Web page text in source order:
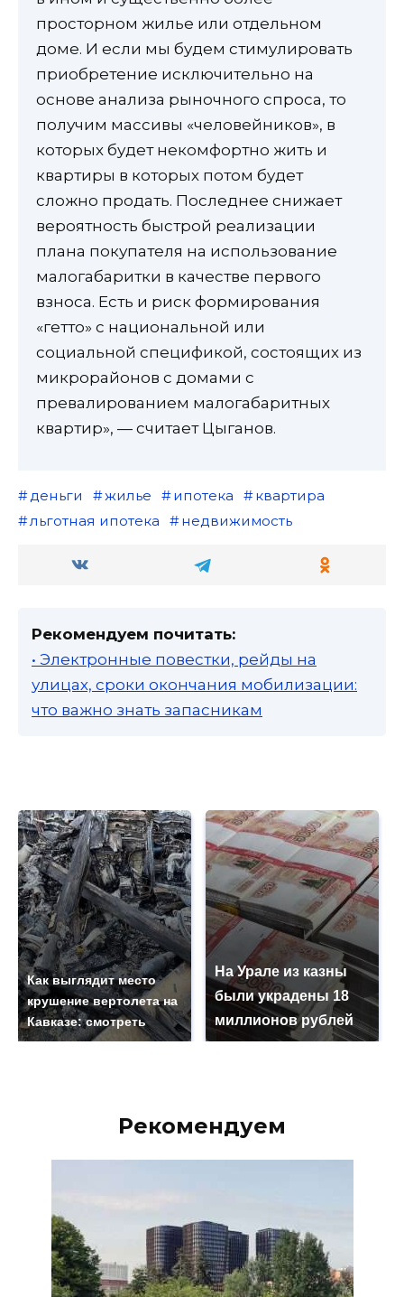
просторном жилье или отдельном
доме. И если мы будем стимулировать
приобретение исключительно на
основе анализа рыночного спроса, то
получим массивы «человейников», в
которых будет некомфортно жить и
квартиры в которых потом будет
сложно продать. Последнее снижает
вероятность быстрой реализации
плана покупателя на использование
малогабаритки в качестве первого
взноса. Есть и риск формирования
«гетто» с национальной или
социальной спецификой, состоящих из
микрорайонов с домами с
превалированием малогабаритных
квартир», — считает Цыганов.
деньги жилье ипотека
квартира
льготная ипотека
недвижимость
Рекомендуем почитать:
• Электронные повестки, рейды на
улицах, сроки окончания мобилизации:
что важно знать запасникам
Как выглядит место
крушение вертолета на
Кавказе: смотреть
На Урале из казны
были украдены 18
миллионов рублей
Рекомендуем